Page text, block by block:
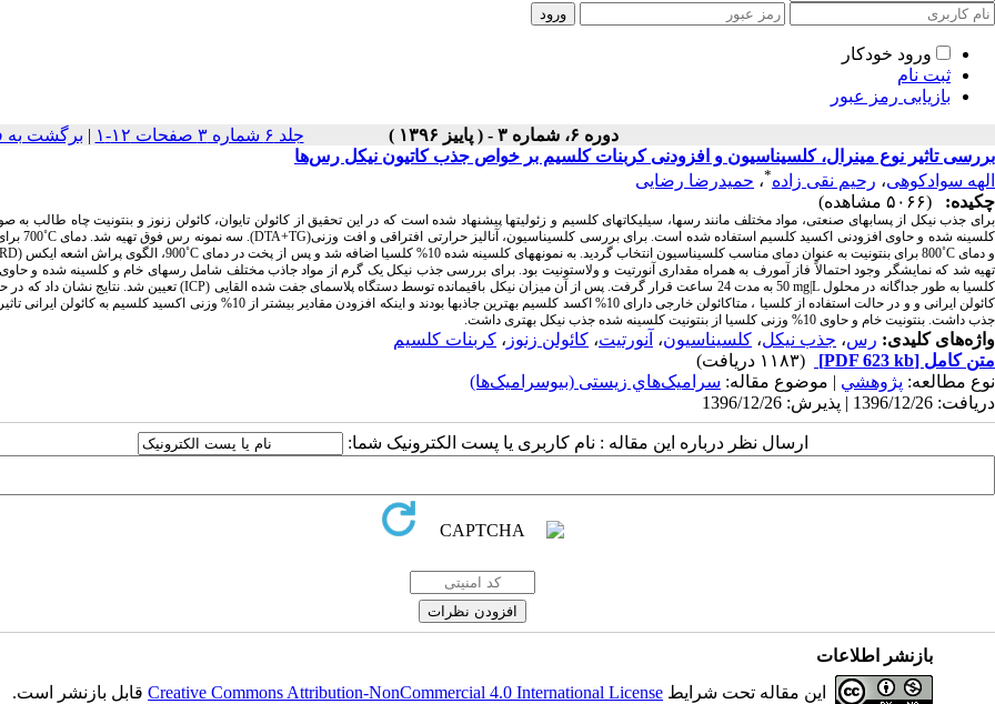
ورود خودکار
ثبت نام
بازیابی رمز عبور
دوره ۶، شماره ۳ - ( پاییز ۱۳۹۶ ) جلد ۶ شماره ۳ صفحات ۱۲-۱ | برگشت به
بررسی تاثیر نوع مینرال، کلسیناسیون و افزودنی کربنات کلسیم بر خواص جذب کاتیون نیکل رس‌ها
الهه سوادکوهی، رحیم نقی زاده*، حمیدرضا رضایی
چکیده:
(۵۰۶۶ مشاهده)
برای جذب نیکل از پساب­های صنعتی، مواد مختلف مانند رس­ها، سیلیکات­های کلسیم و زئولیت­ها پیشنهاد شده است که در این تحقیق از کائولن تایوان، کائولن زنوز و بنتونیت چاه طالب به
کلسینه شده و حاوی افزودنی اکسید کلسیم استفاده شده است. برای بررسی کلسیناسیون، آنالیز حرارتی افتراقی و افت وزنی(DTA+TG). سه نمونه رس فوق تهیه شد. دمایC
˚700
و دمایC˚800 برای بنتونیت به عنوان دمای مناسب کلسیناسیون انتخاب گردید. به نمونه­های کلسینه شده 10% کلسیا اضافه شد و پس از پخت در دمای C˚900، الگوی پراش اشعه ایکس (
تهیه شد که نمایشگر وجود احتمالاً فاز آمورف به همراه مقداری آنورتیت و ولاستونیت بود. برای بررسی جذب نیکل یک گرم از مواد جاذب مختلف شامل رس­های خام و کلسینه شده و
کلسیا به طور جداگانه در محلول mg|L 50 به مدت 24 ساعت قرار گرفت. پس از آن میزان نیکل باقی­مانده توسط دستگاه پلاسمای جفت شده القایی ( ICP) تعیین شد. نتایج نشان داد که در
کائولن ایرانی و و در حالت استفاده از کلسیا ، متاکائولن خارجی دارای 10% اکسد کلسیم بهترین جاذب­ها بودند و اینکه افزودن مقادیر بیشتر از 10% وزنی اکسید
جذب داشت. بنتونیت خام و حاوی 10% وزنی کلسیا از بنتونیت کلسینه شده جذب نیکل بهتری داشت.
واژه‌های کلیدی: رس، جذب نیکل، کلسیناسیون، آنورتیت، کائولن زنوز ، کربنات کلسیم
متن کامل [PDF 623 kb]
(۱۱۸۳ دریافت)
نوع مطالعه: پژوهشي | موضوع مقاله: سراميک‌هاي زیستی (بیوسرامیک‌ها)
دریافت: 1396/12/26 | پذیرش: 1396/12/26
ارسال نظر درباره این مقاله : نام کاربری یا پست الکترونیک شما:
بازنشر اطلاعات
این مقاله تحت شرایط Creative Commons Attribution-NonCommercial 4.0 International Licenseقابل بازنشر است.